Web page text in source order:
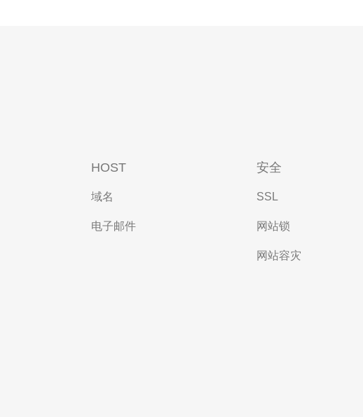
HOST
域名
电子邮件
安全
SSL
网站锁
网站容灾